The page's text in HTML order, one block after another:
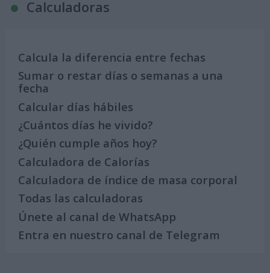
Calculadoras
Calcula la diferencia entre fechas
Sumar o restar días o semanas a una
fecha
Calcular días hábiles
¿Cuántos días he vivido?
¿Quién cumple años hoy?
Calculadora de Calorías
Calculadora de índice de masa corporal
Todas las calculadoras
Únete al canal de WhatsApp
Entra en nuestro canal de Telegram